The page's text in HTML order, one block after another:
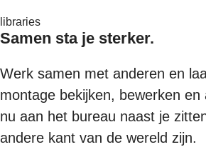
libraries
Samen sta je sterker.
Werk samen met anderen en
montage bekijken, bewerken
nu aan het bureau naast je
andere kant van de wereld zijn.